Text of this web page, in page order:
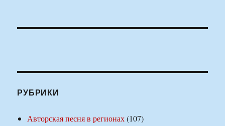
РУБРИКИ
Авторская песня в регионах(107)